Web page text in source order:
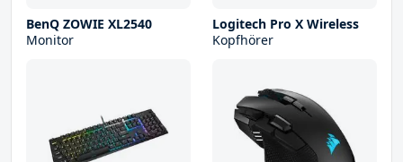
BenQ ZOWIE XL2540
Monitor
Logitech Pro X Wireless
Kopfhörer